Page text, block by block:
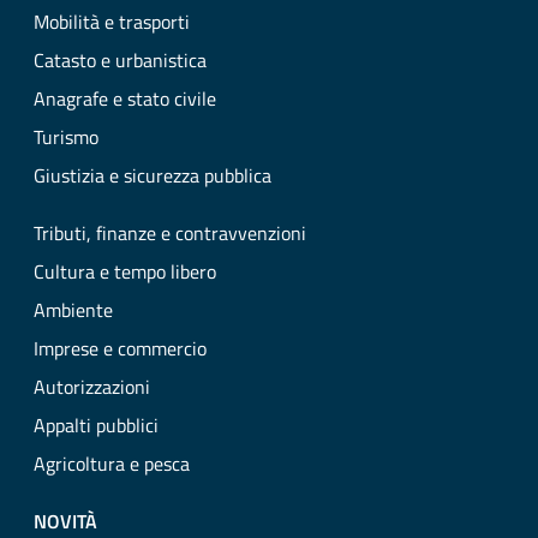
Mobilità e trasporti
Catasto e urbanistica
Anagrafe e stato civile
Turismo
Giustizia e sicurezza pubblica
Tributi, finanze e contravvenzioni
Cultura e tempo libero
Ambiente
Imprese e commercio
Autorizzazioni
Appalti pubblici
Agricoltura e pesca
NOVITÀ